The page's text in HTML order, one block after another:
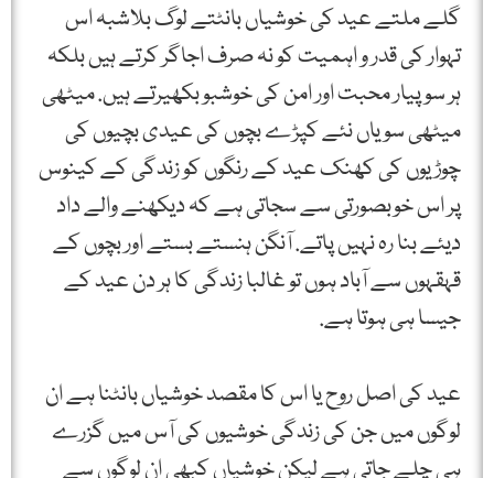
گلے ملتے عید کی خوشیاں بانٹتے لوگ بلاشبہ اس
تہوار کی قدر و اہمیت کو نہ صرف اجاگر کرتے ہیں بلکہ
ہر سو پیار محبت اور امن کی خوشبو بکھیرتے ہیں. میٹھی
میٹھی سویاں نئے کپڑے بچوں کی عیدی بچیوں کی
چوڑیوں کی کھنک عید کے رنگوں کو زندگی کے کینوس
پر اس خوبصورتی سے سجاتی ہے کہ دیکھنے والے داد
دیئے بنا رہ نہیں پاتے. آنگن ہنستے بستے اور بچوں کے
قہقہوں سے آباد ہوں تو غالبا زندگی کا ہر دن عید کے
جیسا ہی ہوتا ہے.
عید کی اصل روح یا اس کا مقصد خوشیاں بانٹنا ہے ان
لوگوں میں جن کی زندگی خوشیوں کی آس میں گزرے
ہی چلے جاتی ہے لیکن خوشیاں کبھی ان لوگوں سے